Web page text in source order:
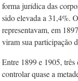
forma jurídica das
sido elevada a 31,4%.
representavam, em
viram sua participação
Entre 1899 e 1905, três
controlar quase a